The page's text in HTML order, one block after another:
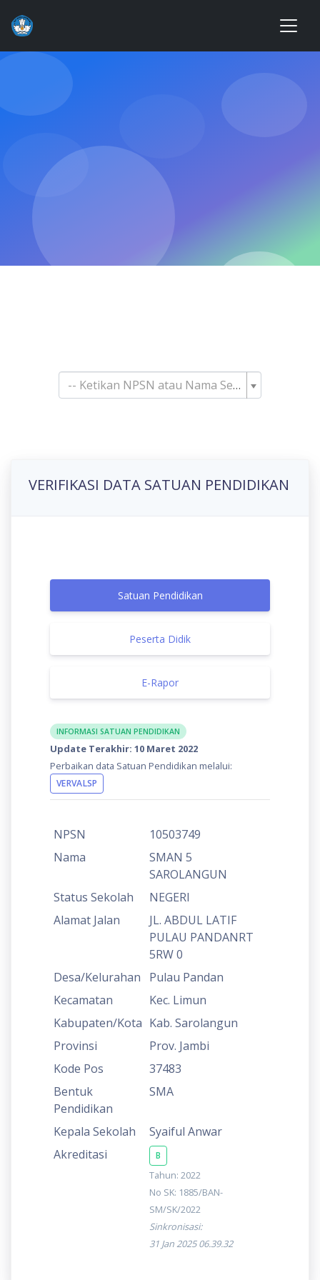
-- Ketikan NPSN atau Nama Sekolah--
VERIFIKASI DATA SATUAN PENDIDIKAN
Satuan Pendidikan
Peserta Didik
E-Rapor
INFORMASI SATUAN PENDIDIKAN
Update Terakhir: 10 Maret 2022
Perbaikan data Satuan Pendidikan melalui:
VERVALSP
NPSN
10503749
Nama
SMAN 5
SAROLANGUN
Status Sekolah
NEGERI
Alamat Jalan
JL. ABDUL LATIF
PULAU PANDANRT
5RW 0
Desa/Kelurahan
Pulau Pandan
Kecamatan
Kec. Limun
Kabupaten/Kota Kab. Sarolangun
Provinsi
Prov. Jambi
Kode Pos
37483
Bentuk
Pendidikan
SMA
Kepala Sekolah
Syaiful Anwar
Akreditasi
B
Tahun: 2022
No SK: 1885/BAN-
SM/SK/2022
Sinkronisasi:
31 Jan 2025 06.39.32